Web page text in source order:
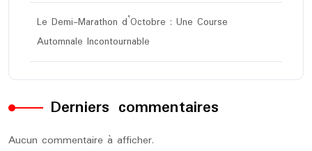
Le Demi-Marathon d’Octobre : Une Course
Automnale Incontournable
Derniers commentaires
Aucun commentaire à afficher.